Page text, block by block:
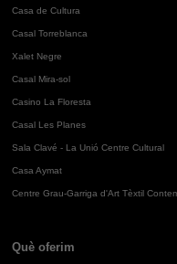
Casa de Cultura
Casal Torreblanca
Xalet Negre
Casal Mira-sol
Casino La Floresta
Casal Les Planes
Sala Clavé - La Unió Centre Cultural
Casa Aymat
Centre Grau-Garriga d'Art Tèxtil
Què oferim